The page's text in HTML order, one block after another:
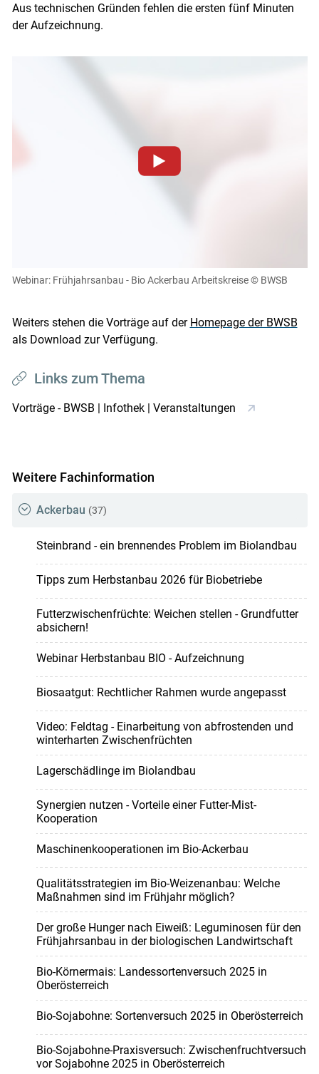
Skip to main content
Aus technischen Gründen fehlen die ersten fünf Minuten
der Aufzeichnung.
einsehen und korrigieren
Akzeptieren
Webinar: Frühjahrsanbau - Bio Ackerbau Arbeitskreise © BWSB
Weiters stehen die Vorträge auf der Homepage der BWSB
als Download zur Verfügung.
Links zum Thema
Vorträge - BWSB | Infothek | Veranstaltungen
Weitere Fachinformation
Ackerbau (37)
Steinbrand - ein brennendes Problem im Biolandbau
Tipps zum Herbstanbau 2026 für Biobetriebe
Futterzwischenfrüchte: Weichen stellen - Grundfutter
absichern!
Webinar Herbstanbau BIO - Aufzeichnung
Biosaatgut: Rechtlicher Rahmen wurde angepasst
Video: Feldtag - Einarbeitung von abfrostenden und
winterharten Zwischenfrüchten
Lagerschädlinge im Biolandbau
Synergien nutzen - Vorteile einer Futter-Mist-
Kooperation
Maschinenkooperationen im Bio-Ackerbau
Qualitätsstrategien im Bio-Weizenanbau: Welche
Maßnahmen sind im Frühjahr möglich?
Der große Hunger nach Eiweiß: Leguminosen für den
Frühjahrsanbau in der biologischen Landwirtschaft
Bio-Körnermais: Landessortenversuch 2025 in
Oberösterreich
Bio-Sojabohne: Sortenversuch 2025 in Oberösterreich
Bio-Sojabohne-Praxisversuch: Zwischenfruchtversuch
vor Sojabohne 2025 in Oberösterreich